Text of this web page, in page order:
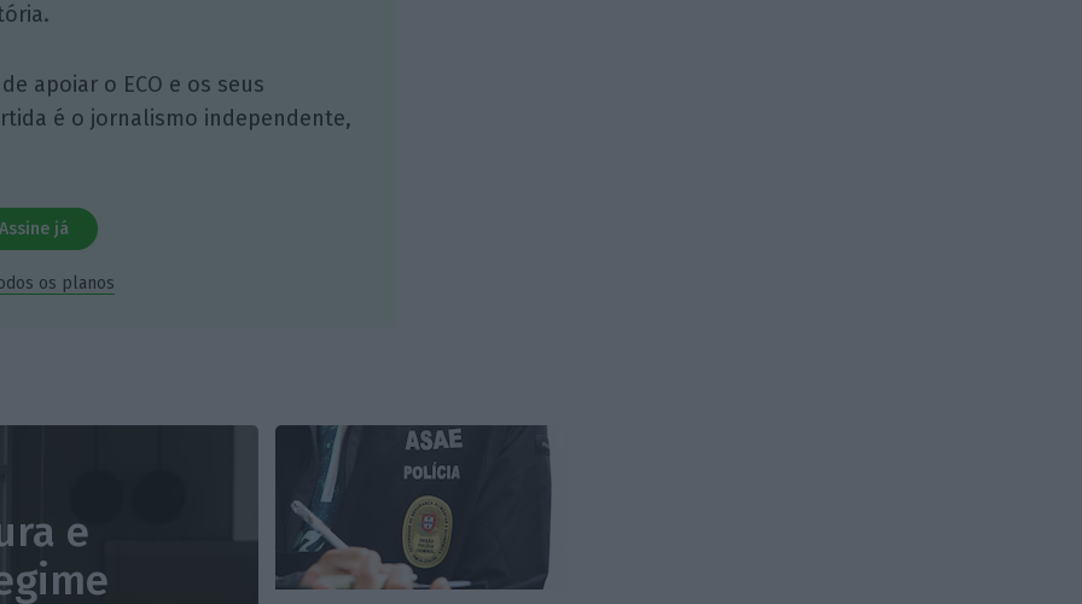
apoiar o ECO e os seus
é o jornalismo independente,
Assine já
os planos
e